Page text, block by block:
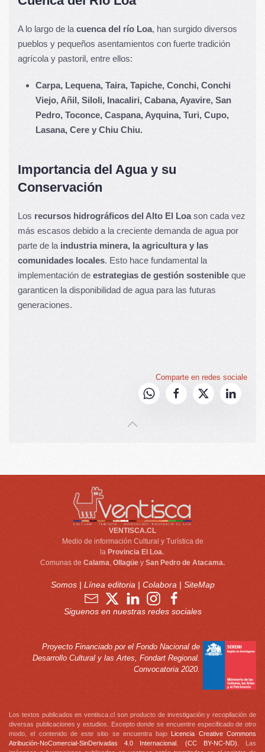
A lo largo de la cuenca del río Loa, han surgido diversos
pueblos y pequeños asentamientos con fuerte tradición
agrícola y pastoril, entre ellos:
Carpa, Lequena, Taira, Tapiche, Conchi, Conchi
Viejo, Añil, Siloli, Inacaliri, Cabana, Ayavire, San
Pedro, Toconce, Caspana, Ayquina, Turi, Cupo,
Lasana, Cere y Chiu Chiu.
Importancia del Agua y su
Conservación
Los recursos hidrográficos del Alto El Loason cada vez
más escasos debido a la creciente demanda de agua por
parte de la industria minera, la agricultura y las
comunidades locales. Esto hace fundamental la
implementación de estrategias de gestión sostenible que
garanticen la disponibilidad de agua para las futuras
generaciones.
Comparte en redes sociale
VENTISCA.CL
Medio de información Cultural y Turística de
la Provincia El Loa.
Comunas de Calama, Ollagüe y San Pedro de Atacama.
Somos| Línea editoria | Colabora | SiteMap
Siguenos en nuestras redes sociales
Proyecto Financiado por el Fondo Nacional de
Desarrollo Cultural y las Artes, Fondart Regional.
Convocatoria 2020.
Los textos publicados en ventisca.cl son producto de investigación y recopilación de
diversas publicaciones y estudios. Excepto donde se encuentre especificado de otro
modo, el contenido de este sitio se encuentra bajo
Licencia Creative Commons
Atribución-NoComercial-SinDerivadas 4.0 Internacional. (CC BY-NC-ND).
Las